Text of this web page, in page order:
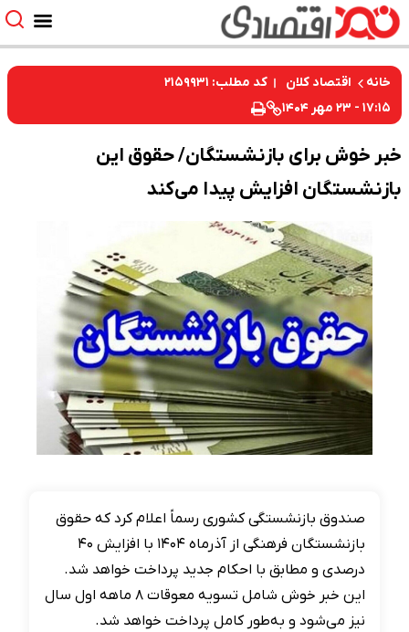
خانه اقتصاد کلان
کد مطلب: ۲۱۵۹۹۳۱
۱۷:۱۵ - ۲۳ مهر ۱۴۰۴
خبر خوش برای بازنشستگان/ حقوق این
بازنشستگان افزایش پیدا می‌کند
صندوق بازنشستگی کشوری رسماً اعلام کرد که حقوق
بازنشستگان فرهنگی از آذرماه ۱۴۰۴ با افزایش ۴۰
درصدی و مطابق با احکام جدید پرداخت خواهد شد.
این خبر خوش شامل تسویه معوقات ۸ ماهه اول سال
نیز می‌شود و به‌طور کامل پرداخت خواهد شد.